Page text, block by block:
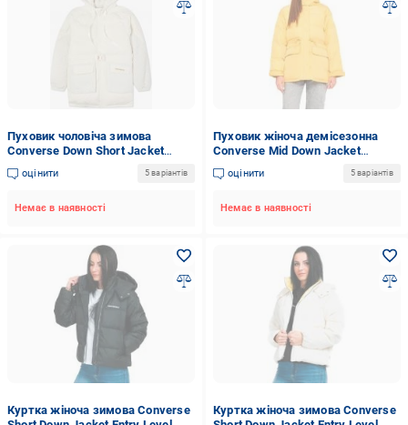
Пуховик чоловіча зимова
Converse Down Short Jacket
10021987-281 р.XL білий
оцінити 5 варіантів
Немає в наявності
Пуховик жіноча демісезонна
Converse Mid Down Jacket
10021994-741 р.L жовтий
оцінити 5 варіантів
Немає в наявності
Куртка жіноча зимова Converse
Куртка жіноча зимова Converse